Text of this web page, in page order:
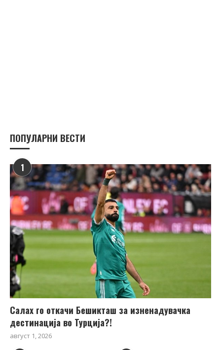
ПОПУЛАРНИ ВЕСТИ
1
Салах го откачи Бешикташ за изненадувачка
дестинација во Турција?!
август 1, 2026